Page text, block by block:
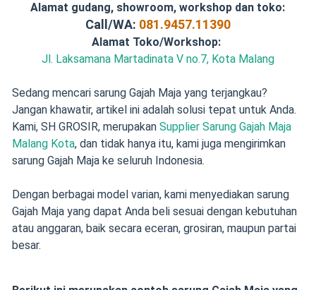
Alamat gudang, showroom, workshop dan toko:
Call/WA: 081.9457.11390
Alamat Toko/Workshop:
Jl. Laksamana Martadinata V no.7, Kota Malang
Sedang mencari sarung Gajah Maja yang terjangkau?
Jangan khawatir, artikel ini adalah solusi tepat untuk Anda.
Kami, SH GROSIR, merupakan Supplier Sarung Gajah Maja
Malang Kota, dan tidak hanya itu, kami juga mengirimkan
sarung Gajah Maja ke seluruh Indonesia.
Dengan berbagai model varian, kami menyediakan sarung
Gajah Maja yang dapat Anda beli sesuai dengan kebutuhan
atau anggaran, baik secara eceran, grosiran, maupun partai
besar.